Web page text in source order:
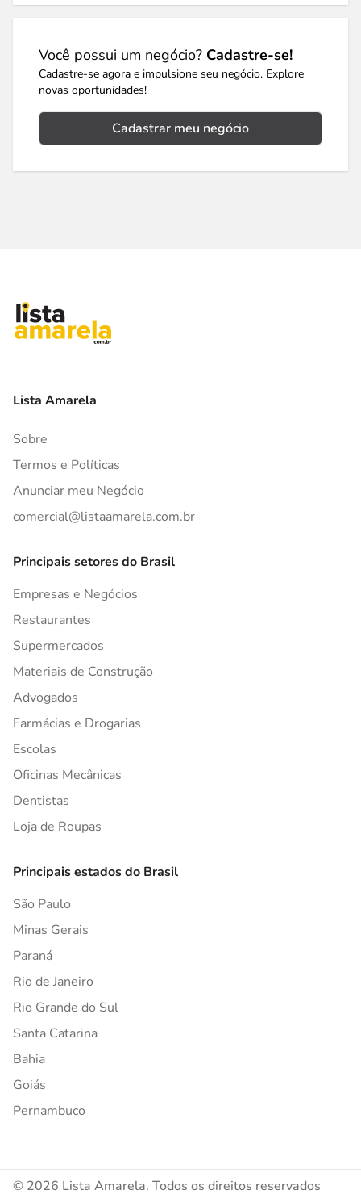
Você possui um negócio? Cadastre-se!
Cadastre-se agora e impulsione seu negócio. Explore
novas oportunidades!
Cadastrar meu negócio
Lista Amarela
Sobre
Termos e Políticas
Anunciar meu Negócio
comercial@listaamarela.com.br
Principais setores do Brasil
Empresas e Negócios
Restaurantes
Supermercados
Materiais de Construção
Advogados
Farmácias e Drogarias
Escolas
Oficinas Mecânicas
Dentistas
Loja de Roupas
Principais estados do Brasil
São Paulo
Minas Gerais
Paraná
Rio de Janeiro
Rio Grande do Sul
Santa Catarina
Bahia
Goiás
Pernambuco
© 2026 Lista Amarela. Todos os direitos reservados